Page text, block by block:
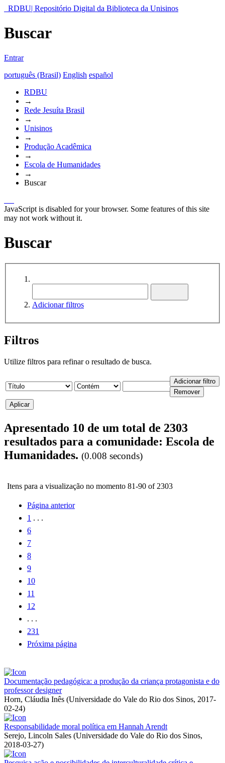
RDBU| Repositório Digital da Biblioteca da Unisinos
Buscar
Entrar
português (Brasil) English español
RDBU
→
Rede Jesuíta Brasil
→
Unisinos
→
Produção Acadêmica
→
Escola de Humanidades
→
Buscar
JavaScript is disabled for your browser. Some features of this site
may not work without it.
Buscar
Adicionar filtros
Filtros
Utilize filtros para refinar o resultado de busca.
Apresentado 10 de um total de 2303
resultados para a comunidade: Escola de
Humanidades. (0.008 seconds)
Itens para a visualização no momento 81-90 of 2303
Página anterior
1 . . .
6
7
8
9
10
11
12
. . .
231
Próxima página
Documentação pedagógica: a produção da criança protagonista e do
professor designer
Horn, Cláudia Inês (Universidade do Vale do Rio dos Sinos, 2017-
02-24)
Responsabilidade moral política em Hannah Arendt
Serejo, Lincoln Sales (Universidade do Vale do Rio dos Sinos,
2018-03-27)